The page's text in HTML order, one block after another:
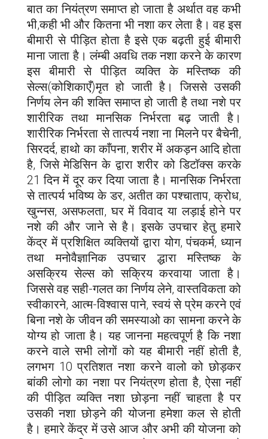
बात का नियंत्रण समाप्त हो जाता है अर्थात वह कभी
भी,कही भी और कितना भी नशा कर लेता है। वह इस
बीमारी से पीड़ित होता है इसे एक बढ़ती हुई बीमारी
माना जाता है। लंम्बी अवधि तक नशा करने के कारण
इस बीमारी से पीड़ित व्यक्ति के मस्तिष्क की
सेल्स(कोशिकाएँ)मृत हो जाती है। जिससे उसकी
निर्णय लेन की शक्ति समाप्त हो जाती है तथा नशे पर
शारीरिक तथा मानसिक निर्भरता बढ़ जाती है।
शारीरिक निर्भरता से तात्पर्य नशा ना मिलने पर बैचेनी,
सिरदर्द, हाथो का काँपना, शरीर में अकड़न आदि होता
है, जिसे मेडिसिन के द्वारा शरीर को डिटॉक्स करके
21 दिन में दूर कर दिया जाता है। मानसिक निर्भरता
से तात्पर्य भविष्य के डर, अतीत का पश्चाताप, क्रोध,
खुन्नस, असफलता, घर में विवाद या लड़ाई होने पर
नशे की और जाने से है। इसके उपचार हेतु हमारे
केंद्र में प्रशिक्षित व्यक्तियों द्वारा योग, पंचकर्म, ध्यान
तथा मनोवैज्ञानिक उपचार द्धारा मस्तिष्क के
असक्रिय सेल्स को सक्रिय करवाया जाता है।
जिससे वह सही-गलत का निर्णय लेने, वास्तविकता को
स्वीकारने, आत्म-विश्वास पाने, स्वयं से प्रेम करने एवं
बिना नशे के जीवन की समस्याओ का सामना करने के
योग्य हो जाता है। यह जानना महत्वपूर्ण है कि नशा
करने वाले सभी लोगों को यह बीमारी नहीं होती है,
लगभग 10 प्रतिशत नशा करने वालो को छोड़कर
बांकी लोगो का नशा पर नियंत्रण होता है, ऐसा नहीं
की पीड़ित व्यक्ति नशा छोड़ना नहीं चाहता है पर
उसकी नशा छोड़ने की योजना हमेशा कल से होती
है। हमारे केंद्र में उसे आज और अभी की योजना को